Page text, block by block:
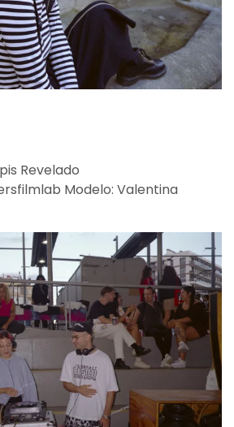
Revelado
Modelo: Valentina